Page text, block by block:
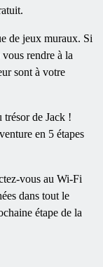
de jeux muraux. Si
vous rendre à la
sont à votre
trésor de Jack !
en 5 étapes
vous au Wi-Fi
dans tout le
étape de la